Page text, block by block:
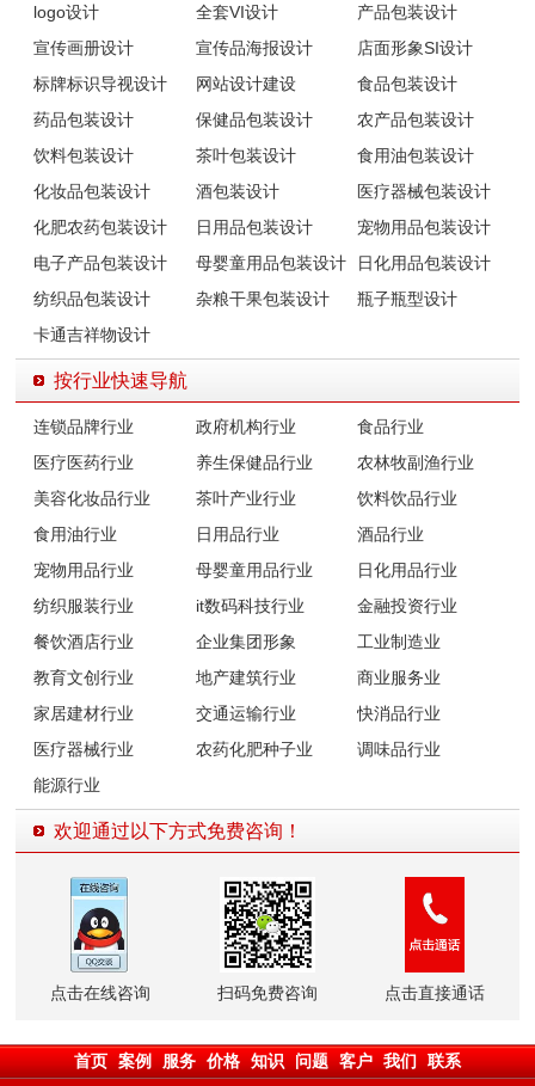
logo设计 全套VI设计
产品包装设计
宣传画册设计
宣传品海报设计
店面形象SI设计
标牌标识导视设计
网站设计建设
食品包装设计
药品包装设计
保健品包装设计
农产品包装设计
饮料包装设计
茶叶包装设计
食用油包装设计
化妆品包装设计
酒包装设计
医疗器械包装设计
化肥农药包装设计
日用品包装设计
宠物用品包装设计
电子产品包装设计
母婴童用品包装设计
日化用品包装设计
纺织品包装设计
杂粮干果包装设计
瓶子瓶型设计
卡通吉祥物设计
按行业快速导航
连锁品牌行业 政府机构行业
食品行业
医疗医药行业
养生保健品行业
农林牧副渔行业
美容化妆品行业
茶叶产业行业
饮料饮品行业
食用油行业
日用品行业
酒品行业
宠物用品行业
母婴童用品行业
日化用品行业
纺织服装行业
it数码科技行业
金融投资行业
餐饮酒店行业
企业集团形象
工业制造业
教育文创行业
地产建筑行业
商业服务业
家居建材行业
交通运输行业
快消品行业
医疗器械行业
农药化肥种子业
调味品行业
能源行业
欢迎通过以下方式免费咨询！
点击在线咨询 扫码免费咨询 点击直接通话
首页 案例 服务 价格 知识 问题 客户 我们 联系